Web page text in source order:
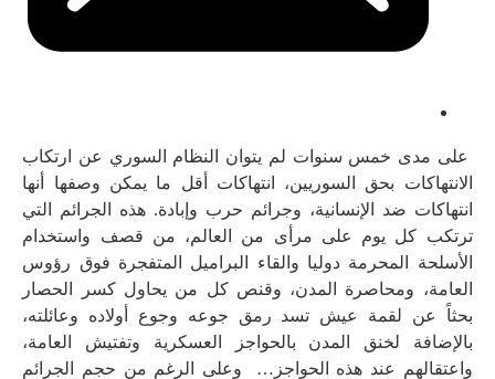
على مدى خمس سنوات لم يتوان النظام السوري عن ارتكاب
الانتهاكات بحق السوريين، انتهاكات أقل ما يمكن وصفها أنها
انتهاكات ضد الإنسانية، وجرائم حرب وإبادة. هذه الجرائم التي
ترتكب كل يوم على مرأى من العالم، من قصف واستخدام
الأسلحة المحرمة دوليا والقاء البراميل المتفجرة فوق رؤوس
العامة، ومحاصرة المدن، وقنص كل من يحاول كسر الحصار
بحثاً عن لقمة عيش تسد رمق جوعه وجوع أولاده وعائلته،
بالإضافة لخنق المدن بالحواجز العسكرية وتفتيش العامة،
واعتقالهم عند هذه الحواجز… وعلى الرغم من حجم الجرائم